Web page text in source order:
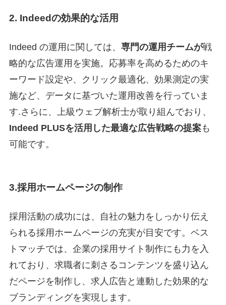
2. Indeedの効果的な活用
Indeed の運用に関しては、 専門の運用チームが戦
略的な広告運用を実施。応募率を高めるためのキ
ーワード設定や、クリック最適化、効果測定の実
施など、データに基づいた運用改善を行っていま
す.さらに、上級ウェブ解析士が取り組んでおり、
Indeed PLUSを活用した最適な広告戦略の提案も
可能です。
3.採用ホームページの制作
採用活動の成功には、自社の魅力をしっかり伝え
られる採用ホームページの充実が目安です。ベス
トマッチでは、企業の採用サイト制作にも力を入
れており、求職者に刺さるコンテンツを盛り込ん
だページを制作し、求人広告と連動した効果的な
ブランディングを実現します。